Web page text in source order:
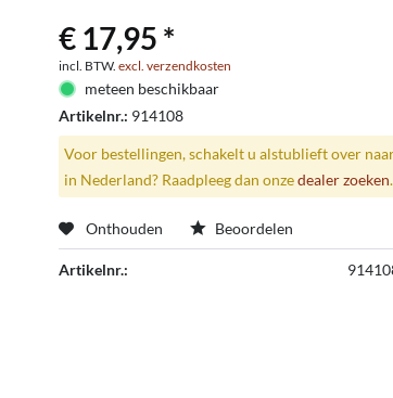
€ 17,95 *
incl. BTW.excl. verzendkosten
meteen beschikbaar
Artikelnr.: 914108
Voor bestellingen, schakelt u alstublieft over
in Nederland? Raadpleeg dan onzedealer zoeken.
Onthouden Beoordelen
Artikelnr.: